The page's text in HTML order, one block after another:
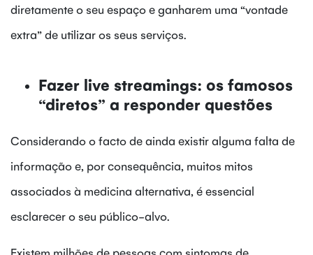
diretamente o seu espaço e ganharem uma “vontade
extra” de utilizar os seus serviços.
Fazer live streamings: os famosos
“diretos” a responder questões
Considerando o facto de ainda existir alguma falta de
informação e, por consequência, muitos mitos
associados à medicina alternativa, é essencial
esclarecer o seu público-alvo.
Existem milhões de pessoas com sintomas de